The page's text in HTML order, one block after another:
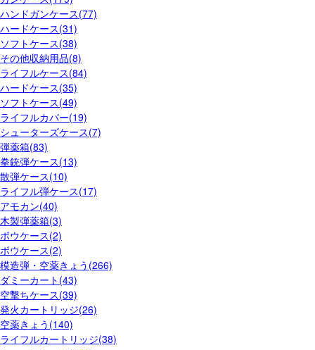
ハンドガンケース(77)
ハードケース(31)
ソフトケース(38)
その他収納用品(8)
ライフルケース(84)
ハードケース(35)
ソフトケース(49)
ライフルカバー(19)
シューターズケース(7)
弾薬箱(83)
拳銃弾ケース(13)
散弾ケース(10)
ライフル弾ケース(17)
アモカン(40)
木製弾薬箱(3)
ボウケース(2)
ボウケース(2)
模造弾・空薬きょう(266)
ダミーカート(43)
空撃ちケース(39)
発火カートリッジ(26)
空薬きょう(140)
ライフルカートリッジ(38)